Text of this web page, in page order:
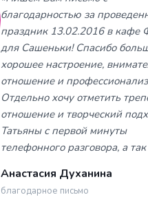
благодарностью за
праздник 13.02.2016 в кафе
для Сашеньки! Спасибо
хорошее настроение,
отношение и
Отдельно хочу отметить
отношение и творческий
Татьяны с первой минуты
телефонного разговора, а
Анастасия Духанина
благодарное письмо